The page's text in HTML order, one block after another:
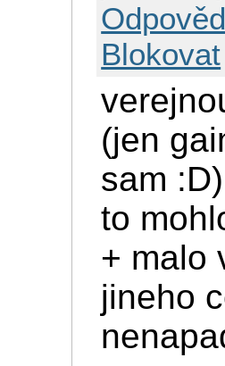
Blokovat
(jen
sam
to
+ malo
jineho